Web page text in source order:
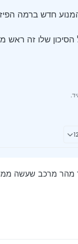
חדש ברמה
שלו זה ראש
שעשה ממוצע 15,000